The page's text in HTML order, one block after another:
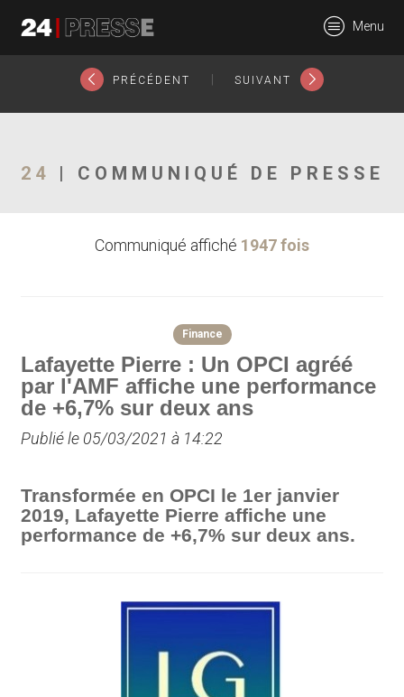
24Presse -
Communiqués de
Menu
PRÉCÉDENT SUIVANT
24 | COMMUNIQUÉ DE PRESSE
Communiqué affiché 1947 fois
Finance
Lafayette Pierre : Un OPCI agréé
par l'AMF affiche une performance
de +6,7% sur deux ans
Publié le 05/03/2021 à 14:22
Transformée en OPCI le 1er janvier
2019, Lafayette Pierre affiche une
performance de +6,7% sur deux ans.